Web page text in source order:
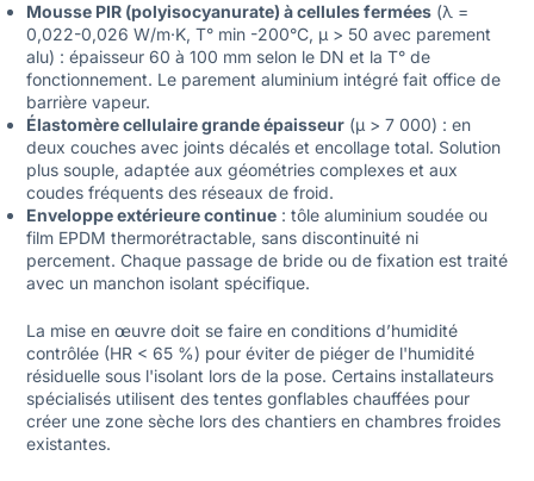
Mousse PIR (polyisocyanurate) à cellules fermées(λ =
0,022-0,026 W/m·K, T° min -200°C, μ > 50 avec parement
alu) : épaisseur 60 à 100 mm selon le DN et la T° de
fonctionnement. Le parement aluminium intégré fait office de
barrière vapeur.
Élastomère cellulaire grande épaisseur(μ > 7 000) : en
deux couches avec joints décalés et encollage total. Solution
plus souple, adaptée aux géométries complexes et aux
coudes fréquents des réseaux de froid.
Enveloppe extérieure continue: tôle aluminium soudée ou
film EPDM thermorétractable, sans discontinuité ni
percement. Chaque passage de bride ou de fixation est traité
avec un manchon isolant spécifique.
La mise en œuvre doit se faire en conditions d’humidité
contrôlée (HR < 65 %) pour éviter de piéger de l'humidité
résiduelle sous l'isolant lors de la pose. Certains installateurs
spécialisés utilisent des tentes gonflables chauffées pour
créer une zone sèche lors des chantiers en chambres froides
existantes.